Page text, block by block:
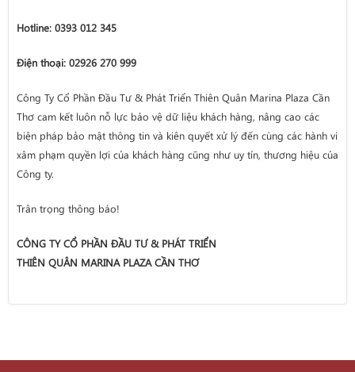
Hotline: 0393 012 345
Điện thoại: 02926 270 999
Công Ty Cổ Phần Đầu Tư & Phát Triển Thiên Quân Marina Plaza Cần
Thơ cam kết luôn nỗ lực bảo vệ dữ liệu khách hàng, nâng cao các
biện pháp bảo mật thông tin và kiên quyết xử lý đến cùng các hành vi
xâm phạm quyền lợi của khách hàng cũng như uy tín, thương hiệu của
Công ty.
Trân trọng thông báo!
CÔNG TY CỔ PHẦN ĐẦU TƯ & PHÁT TRIỂN
THIÊN QUÂN MARINA PLAZA CẦN THƠ